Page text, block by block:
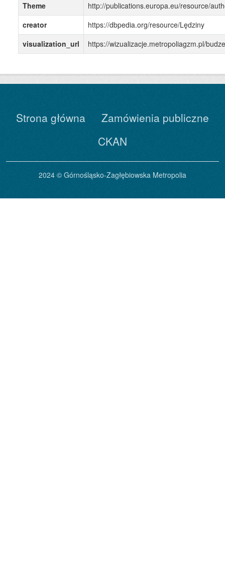
Theme
http://publications.europa.eu/resource/
creator
https://dbpedia.org/resource/Lędziny
visualization_url
https://wizualizacje.metropoliagzm.pl/
Strona główna
Zamówienia publiczne
CKAN
2024 © Górnośląsko-Zagłębiowska Metropolia